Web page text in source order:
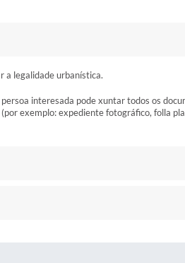
a legalidade urbanística.
interesada pode xuntar todos os
exemplo: expediente fotográfico, folla